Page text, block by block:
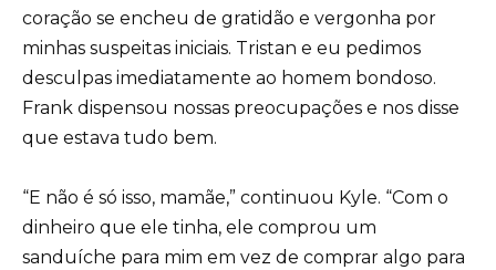
coração se encheu de gratidão e vergonha por
minhas suspeitas iniciais. Tristan e eu pedimos
desculpas imediatamente ao homem bondoso.
Frank dispensou nossas preocupações e nos disse
que estava tudo bem.
“E não é só isso, mamãe,” continuou Kyle. “Com o
dinheiro que ele tinha, ele comprou um
sanduíche para mim em vez de comprar algo para